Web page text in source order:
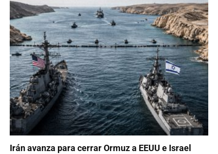
Irán avanza para cerrar Ormuz a EEUU e Israel